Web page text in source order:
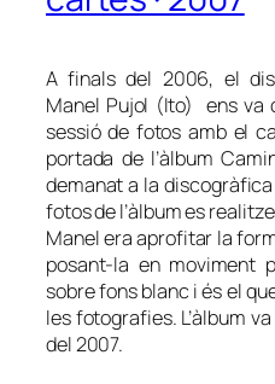
A finals del 2006, el
Manel Pujol (Ito) ens va
sessió de fotos amb el
portada de l’àlbum
demanat a la
fotos de l’àlbum es
Manel era aprofitar la
posant-la en moviment
sobre fons blanc i és el
les fotografies. L’àlbum
del 2007.